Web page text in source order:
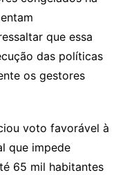
que essa
das políticas
os gestores
voto favorável à
que impede
65 mil habitantes